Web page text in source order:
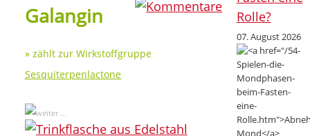
07. August 2026
Galangin
» zählt zur Wirkstoffgruppe
Sesquiterpenlactone